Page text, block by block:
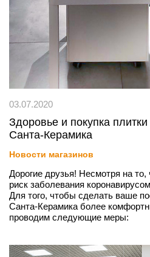
03.07.2020
Здоровье и покупка
Санта-Керамика
Новости магазинов
Дорогие друзья! Несмотря на то,
риск заболевания
Для того, чтобы сделать ваше
Санта-Керамика более
проводим следующие меры: